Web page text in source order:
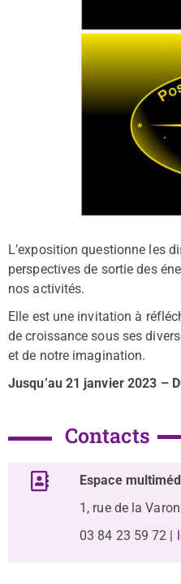
L’exposition questionne les
perspectives de sortie des
nos activités.
Elle est une invitation à
de croissance sous ses
et de notre imagination.
Jusqu’au 21 janvier 2023 –
Contacts
Espace
1, rue de la
03 84 23 59 72 |